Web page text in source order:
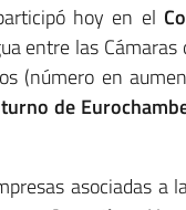
hoy en el
entre las
(número en
de
asociadas a